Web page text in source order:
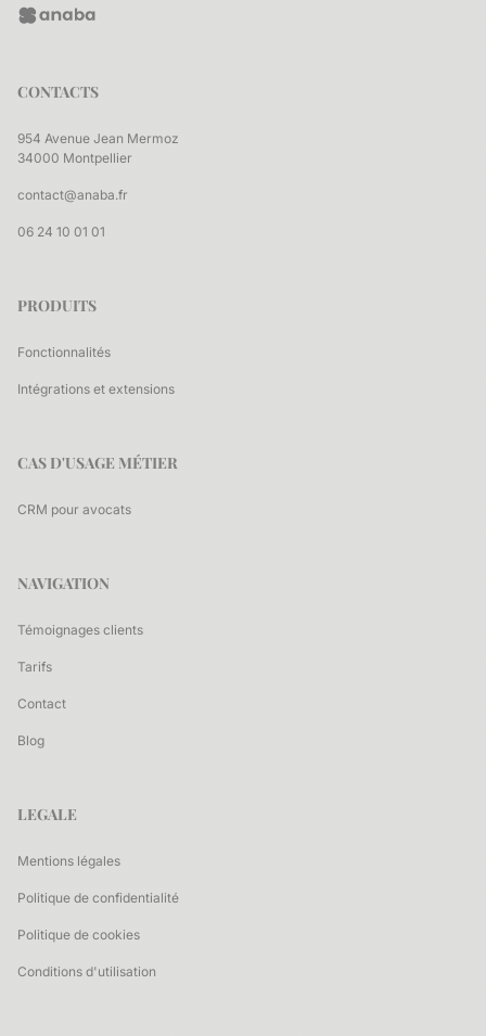
CONTACTS
954 Avenue Jean Mermoz
34000 Montpellier
contact@anaba.fr
06 24 10 01 01
PRODUITS
Fonctionnalités
Intégrations et extensions
CAS D'USAGE MÉTIER
CRM pour avocats
NAVIGATION
Témoignages clients
Tarifs
Contact
Blog
LEGALE
Mentions légales
Politique de confidentialité
Politique de cookies
Conditions d'utilisation